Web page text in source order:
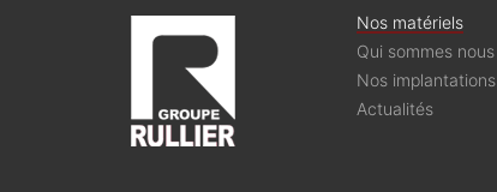
Nos matériels
Qui sommes nous
Nos implantations
Actualités